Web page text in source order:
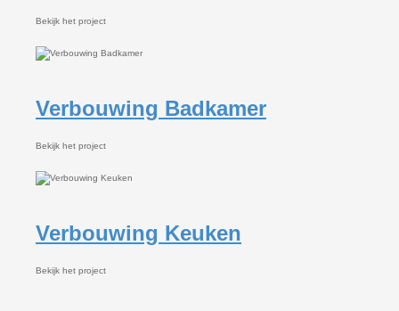
Bekijk het project
Verbouwing Badkamer
Bekijk het project
Verbouwing Keuken
Bekijk het project